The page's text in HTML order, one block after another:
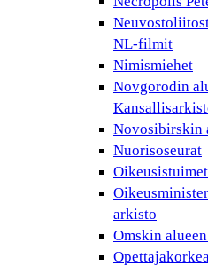
NL-filmit
Nimismiehet
Novgorodin
Novosibirskin
Nuorisoseurat
Oikeusistuimet
arkisto
Omskin